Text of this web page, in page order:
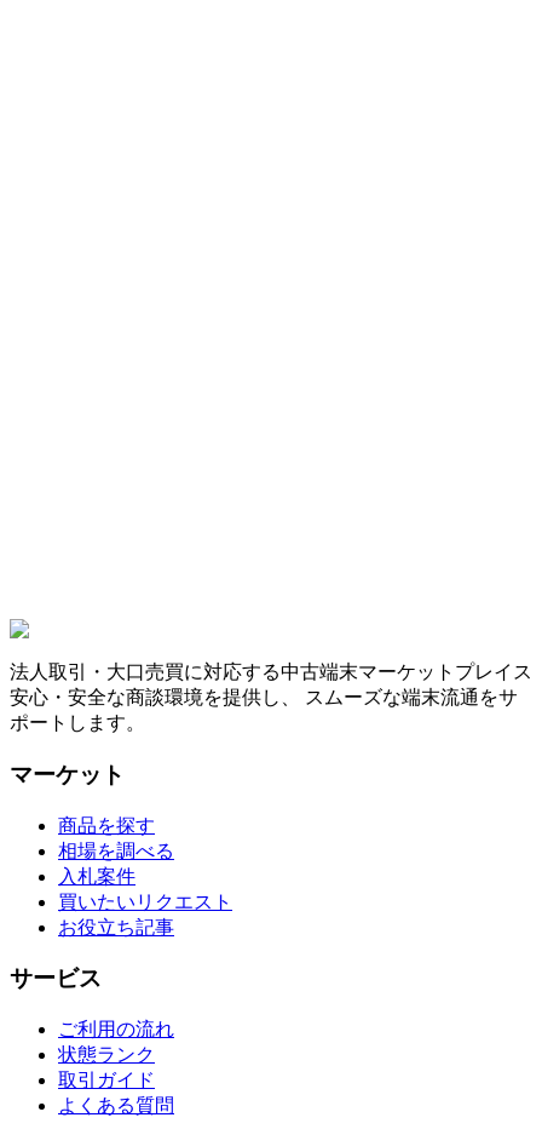
法人取引・大口売買に対応する中古端末マーケットプレイス
安心・安全な商談環境を提供し、 スムーズな端末流通をサ
ポートします。
マーケット
商品を探す
相場を調べる
入札案件
買いたいリクエスト
お役立ち記事
サービス
ご利用の流れ
状態ランク
取引ガイド
よくある質問